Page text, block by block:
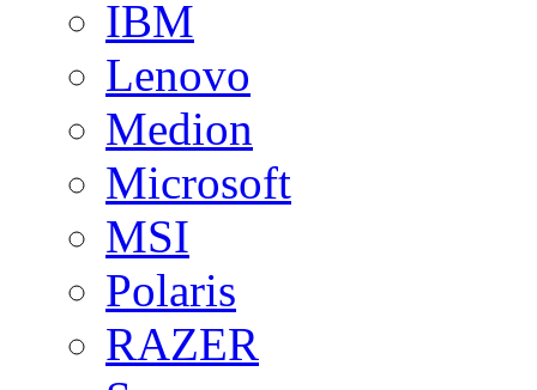
IBM
Lenovo
Medion
Microsoft
MSI
Polaris
RAZER